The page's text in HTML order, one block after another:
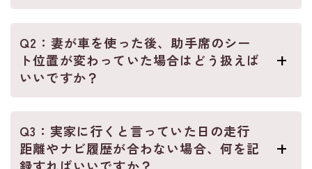
Q2：妻が車を使った後、助手席のシー
ト位置が変わっていた場合はどう扱えば
いいですか？
Q3：実家に行くと言っていた日の走行
距離やナビ履歴が合わない場合、何を記